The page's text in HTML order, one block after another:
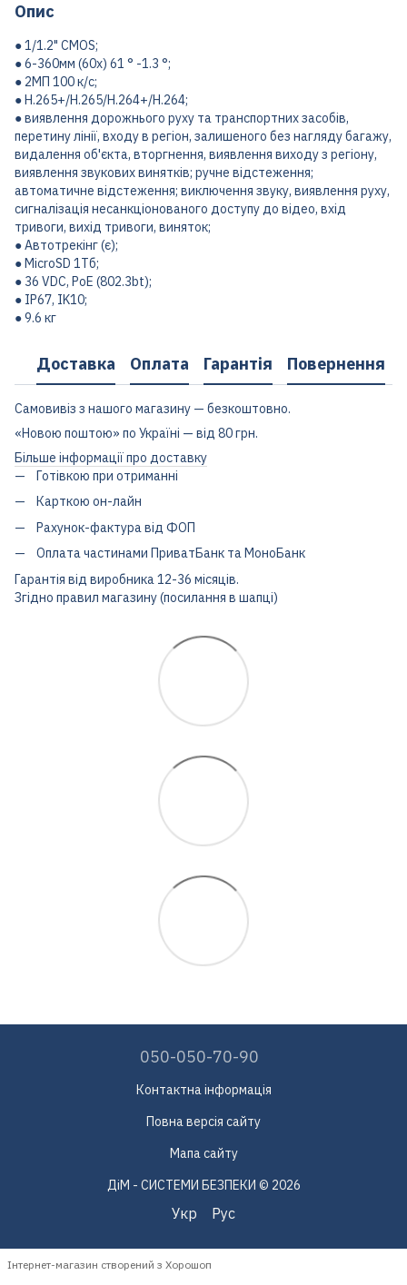
Опис
● 1/1.2" CMOS;
● 6-360мм (60х) 61 ° -1.3 °;
● 2МП 100 к/с;
● H.265+/H.265/H.264+/H.264;
● виявлення дорожнього руху та транспортних засобів,
перетину лінії, входу в регіон, залишеного без нагляду багажу,
видалення об'єкта, вторгнення, виявлення виходу з регіону,
виявлення звукових винятків; ручне відстеження;
автоматичне відстеження; виключення звуку, виявлення руху,
сигналізація несанкціонованого доступу до відео, вхід
тривоги, вихід тривоги, виняток;
● Автотрекінг (є);
● MicroSD 1Тб;
● 36 VDC, PoE (802.3bt);
● IP67, IK10;
● 9.6 кг
Доставка Оплата Гарантія Повернення
Самовивіз з нашого магазину — безкоштовно.
«Новою поштою» по Україні — від 80 грн.
Більше інформації про доставку
Готівкою при отриманні
Карткою он-лайн
Рахунок-фактура від ФОП
Оплата частинами ПриватБанк та МоноБанк
Гарантія від виробника 12-36 місяців.
Згідно правил магазину (посилання в шапці)
050-050-70-90
Контактна інформація
Повна версія сайту
Мапа сайту
ДіМ - СИСТЕМИ БЕЗПЕКИ © 2026
Укр Рус
Інтернет-магазин створений з Хорошоп